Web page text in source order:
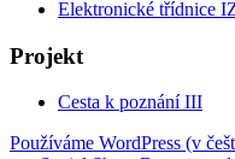
Elektronické třídnice
Projekt
Cesta k poznání III
Používáme WordPress (v